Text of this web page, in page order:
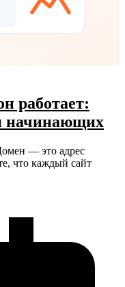
работает:
начинающих
— это адрес
что каждый сайт